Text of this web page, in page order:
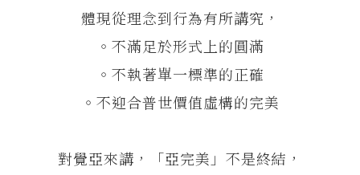
體現從理念到行為有所講究，
。不滿足於形式上的圓滿
。不執著單一標準的正確
。不迎合普世價值虛構的完美
對覺亞來講，「亞完美」不是終結，